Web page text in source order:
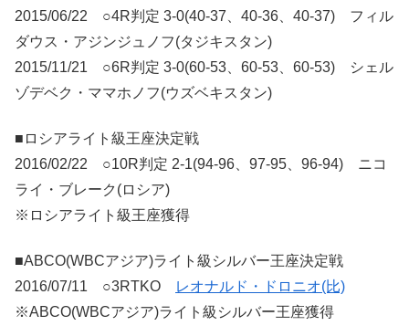
2015/06/22 ○4R判定 3-0(40-37、40-36、40-37) フィル
ダウス・アジンジュノフ(タジキスタン)
2015/11/21 ○6R判定 3-0(60-53、60-53、60-53) シェル
ゾデベク・ママホノフ(ウズベキスタン)
■ロシアライト級王座決定戦
2016/02/22 ○10R判定 2-1(94-96、97-95、96-94) ニコ
ライ・ブレーク(ロシア)
※ロシアライト級王座獲得
■ABCO(WBCアジア)ライト級シルバー王座決定戦
2016/07/11 ○3RTKO
レオナルド・ドロニオ(比)
※ABCO(WBCアジア)ライト級シルバー王座獲得